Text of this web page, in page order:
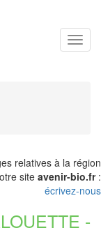
relatives à la région
site avenir-bio.fr:
écrivez-nous
-